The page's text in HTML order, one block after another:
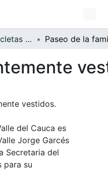
APFFVC - Las Bicicletas y Ca - Patrimonial
vestidos.
del Cauca es
Jorge Garcés
Secretaria del
para su